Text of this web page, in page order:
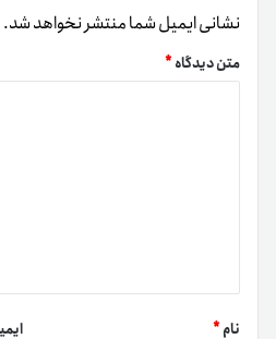
نشانی ایمیل شما منتشر نخواهد شد.
متن دیدگاه*
نام*